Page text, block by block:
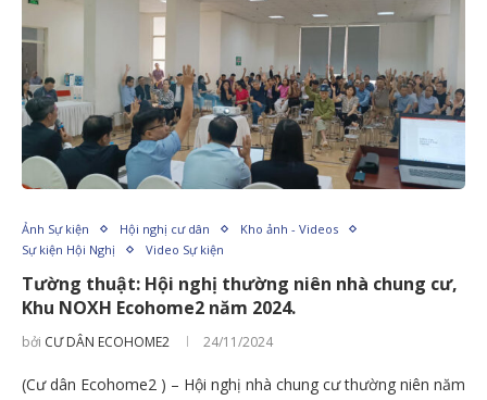
Ảnh Sự kiện Hội nghị cư dân
Kho ảnh - Videos
Sự kiện Hội Nghị
Video Sự kiện
Tường thuật: Hội nghị thường niên nhà chung cư,
Khu NOXH Ecohome2 năm 2024.
bởi CƯ DÂN ECOHOME2 24/11/2024
(Cư dân Ecohome2 ) – Hội nghị nhà chung cư thường niên năm